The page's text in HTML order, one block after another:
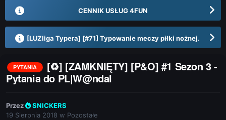
CENNIK USŁUG 4FUN
[LUZliga Typera] [#71] Typowanie meczy piłki nożnej.
PYTANIA
[♻] [ZAMKNIĘTY] [P&O] #1 Sezon 3 -
Pytania do PL|W@ndal
Przez
SNICKERS
19 Sierpnia 2018 w Pozostałe